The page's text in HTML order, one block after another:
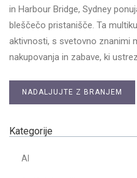
in Harbour Bridge, Sydney
bleščečo pristanišče. Ta
aktivnosti, s svetovno znanimi
nakupovanja in zabave, ki
NADALJUJTE Z BRANJEM
Kategorije
AI